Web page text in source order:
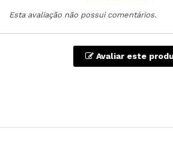
Esta avaliação não possui comentários.
Avaliar este